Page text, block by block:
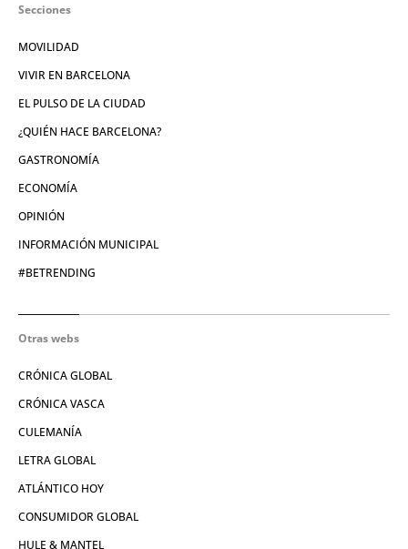
Secciones
MOVILIDAD
VIVIR EN BARCELONA
EL PULSO DE LA CIUDAD
¿QUIÉN HACE BARCELONA?
GASTRONOMÍA
ECONOMÍA
OPINIÓN
INFORMACIÓN MUNICIPAL
#BETRENDING
Otras webs
CRÓNICA GLOBAL
CRÓNICA VASCA
CULEMANÍA
LETRA GLOBAL
ATLÁNTICO HOY
CONSUMIDOR GLOBAL
HULE & MANTEL